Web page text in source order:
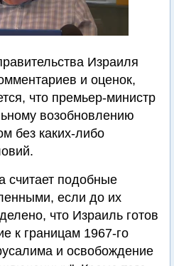
Израиля
и оценок,
что премьер-министр
возобновлению
без каких-либо
считает подобные
если до их
что Израиль готов
к границам 1967-го
и освобождение